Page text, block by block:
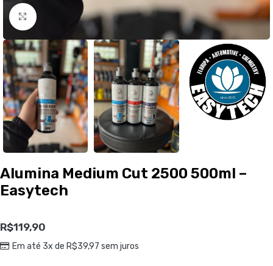
Clique para ampliar
Alumina Medium Cut 2500 500ml –
Easytech
R$119,90
Em até 3x de R$39,97 sem juros